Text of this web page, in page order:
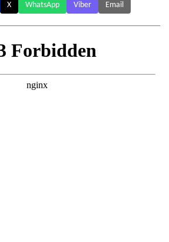
X WhatsApp Viber Email